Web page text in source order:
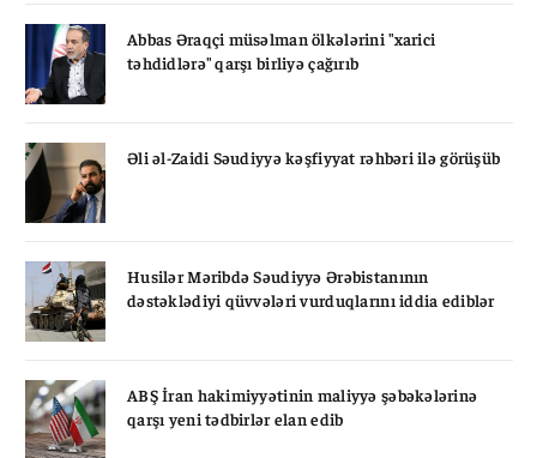
Abbas Əraqçi müsəlman ölkələrini "xarici
təhdidlərə" qarşı birliyə çağırıb
Əli əl-Zaidi Səudiyyə kəşfiyyat rəhbəri ilə görüşüb
Husilər Məribdə Səudiyyə Ərəbistanının
dəstəklədiyi qüvvələri vurduqlarını iddia ediblər
ABŞ İran hakimiyyətinin maliyyə şəbəkələrinə
qarşı yeni tədbirlər elan edib